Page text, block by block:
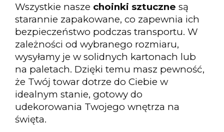
Wszystkie nasze choinki sztuczne są
starannie zapakowane, co zapewnia ich
bezpieczeństwo podczas transportu. W
zależności od wybranego rozmiaru,
wysyłamy je w solidnych kartonach lub
na paletach. Dzięki temu masz pewność,
że Twój towar dotrze do Ciebie w
idealnym stanie, gotowy do
udekorowania Twojego wnętrza na
święta.